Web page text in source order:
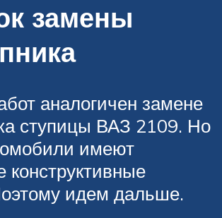
замены
аналогичен замене
ступицы ВАЗ 2109. Но
имеют
конструктивные
идем дальше.